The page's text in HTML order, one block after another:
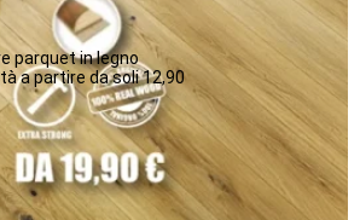
parquet in legno
a partire da soli 12,90